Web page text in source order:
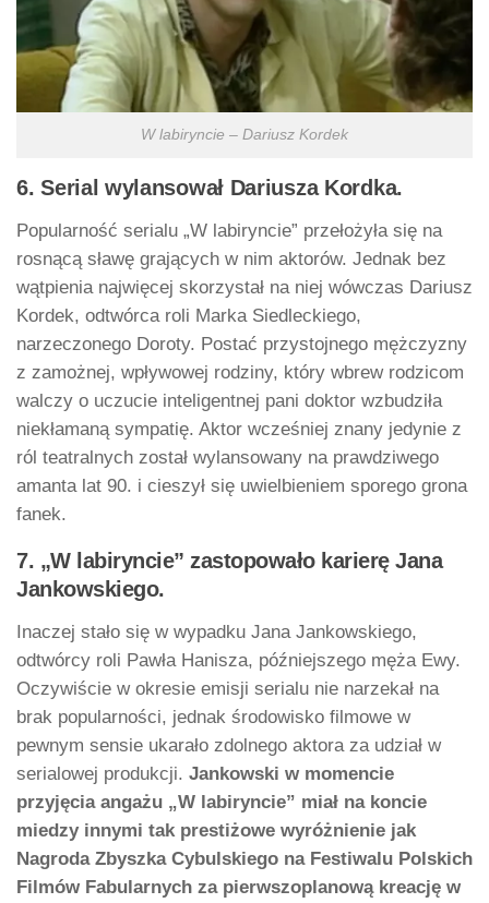
W labiryncie – Dariusz Kordek
6. Serial wylansował Dariusza Kordka.
Popularność serialu „W labiryncie” przełożyła się na
rosnącą sławę grających w nim aktorów. Jednak bez
wątpienia najwięcej skorzystał na niej wówczas Dariusz
Kordek, odtwórca roli Marka Siedleckiego,
narzeczonego Doroty. Postać przystojnego mężczyzny
z zamożnej, wpływowej rodziny, który wbrew rodzicom
walczy o uczucie inteligentnej pani doktor wzbudziła
niekłamaną sympatię. Aktor wcześniej znany jedynie z
ról teatralnych został wylansowany na prawdziwego
amanta lat 90. i cieszył się uwielbieniem sporego grona
fanek.
7. „W labiryncie” zastopowało karierę Jana
Jankowskiego.
Inaczej stało się w wypadku Jana Jankowskiego,
odtwórcy roli Pawła Hanisza, późniejszego męża Ewy.
Oczywiście w okresie emisji serialu nie narzekał na
brak popularności, jednak środowisko filmowe w
pewnym sensie ukarało zdolnego aktora za udział w
serialowej produkcji. Jankowski w momencie
przyjęcia angażu „W labiryncie” miał na koncie
miedzy innymi tak prestiżowe wyróżnienie jak
Nagroda Zbyszka Cybulskiego na Festiwalu Polskich
Filmów Fabularnych za pierwszoplanową kreację w